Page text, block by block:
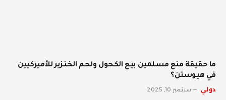
ما حقيقة منع مسلمين بيع الكحول ولحم الخنزير للأميركيين
في هيوستن؟
دولي سبتمبر 10, 2025